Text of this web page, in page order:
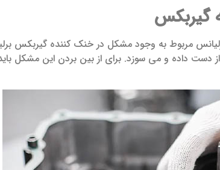
گیربکس
مربوط به وجود مشکل در خنک کننده گیربکس
دست داده و می سوزد. برای از بین بردن این مشکل